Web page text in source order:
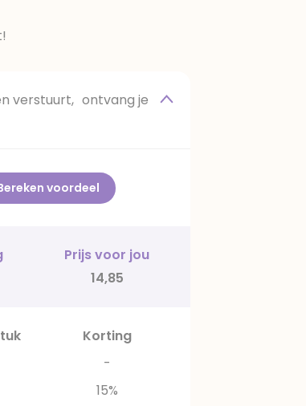
verstuurt, ontvang je
voordeel
Prijs voor jou
14,85
Korting
-
15%